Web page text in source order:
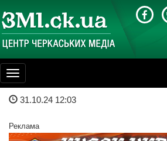
Toggle
navigation
31.10.24 12:03
Реклама